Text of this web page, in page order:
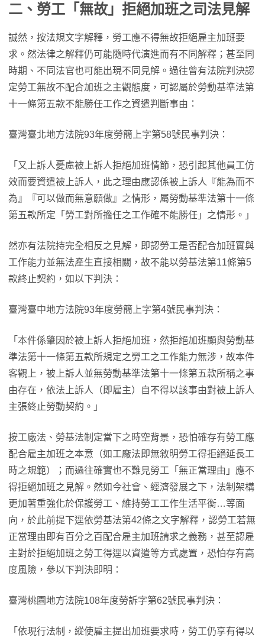
二、勞工「無故」拒絕加班之司法見解
誠然，按法規文字解釋，勞工應不得無故拒絕雇主加班要
求。然法律之解釋仍可能隨時代演進而有不同解釋；甚至同
時期、不同法官也可能出現不同見解。過往曾有法院判決認
定勞工無故不配合加班之主觀態度，可認屬於勞動基準法第
十一條第五款不能勝任工作之資遣判斷事由：
臺灣臺北地方法院93年度勞簡上字第58號民事判決：
「又上訴人憂慮被上訴人拒絕加班情節，恐引起其他員工仿
效而要資遣被上訴人，此之理由應認係被上訴人『能為而不
為』『可以做而無意願做』之情形，屬勞動基準法第十一條
第五款所定「勞工對所擔任之工作確不能勝任」之情形。」
然亦有法院持完全相反之見解，即認勞工是否配合加班實與
工作能力並無法產生直接相關，故不能以勞基法第11條第5
款終止契約，如以下判決：
臺灣臺中地方法院93年度勞簡上字第4號民事判決：
「本件係肇因於被上訴人拒絕加班，然拒絕加班顯與勞動基
準法第十一條第五款所規定之勞工之工作能力無涉，故本件
客觀上，被上訴人並無勞動基準法第十一條第五款所稱之事
由存在，依法上訴人（即雇主）自不得以該事由對被上訴人
主張終止勞動契約。」
按工廠法、勞基法制定當下之時空背景，恐怕確存有勞工應
配合雇主加班之本意（如工廠法即無敘明勞工得拒絕延長工
時之規範）；而過往確實也不難見勞工「無正當理由」應不
得拒絕加班之見解。然如今社會、經濟發展之下，法制架構
更加著重強化於保護勞工、維持勞工工作生活平衡…等面
向，於此前提下逕依勞基法第42條之文字解釋，認勞工若無
正當理由即有百分之百配合雇主加班請求之義務，甚至認雇
主對於拒絕加班之勞工得逕以資遣等方式處置，恐怕存有高
度風險，參以下判決即明：
臺灣桃園地方法院108年度勞訴字第62號民事判決：
「依現行法制，縱使雇主提出加班要求時，勞工仍享有得以